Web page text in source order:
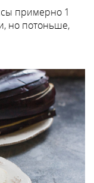
примерно 1
но потоньше,